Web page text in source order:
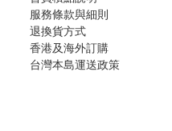
服務條款與細則
退換貨方式
香港及海外訂購
台灣本島運送政策